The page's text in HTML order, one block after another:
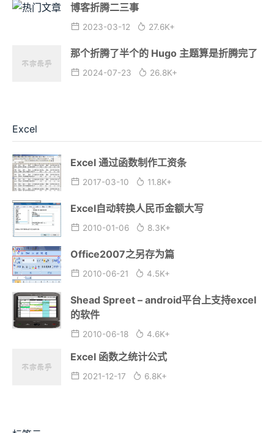
博客折腾二三事
2023-03-12 27.6K+
那个折腾了半个的 Hugo 主题算是折腾完了
2024-07-23 26.8K+
Excel
Excel 通过函数制作工资条
2017-03-10 11.8K+
Excel自动转换人民币金额大写
2010-01-06 8.3K+
Office2007之另存为篇
2010-06-21 4.5K+
Shead Spreet – android平台上支持excel
的软件
2010-06-18 4.6K+
Excel 函数之统计公式
2021-12-17 6.8K+